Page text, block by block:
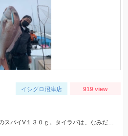
イシグロ沼津店 919 view
ヒットジグはディープライナーのスパイV１３０ｇ。タイラバは、なみだまＴＧ８０ｇやビンビン玉１００ｇ等を使用